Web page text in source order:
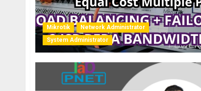
Mikrotik
Network Administrator
System Administrator